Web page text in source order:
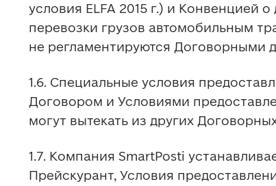
условия ELFA 2015 г.) и Конвенцией
перевозки грузов автомобильным
не регламентируются Договорными
1.6. Специальные условия
Договором и Условиями
могут вытекать из других
1.7. Компания SmartPosti
Прейскурант, Условия